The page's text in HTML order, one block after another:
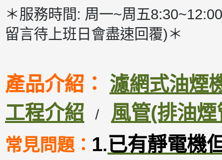
＊服務時間: 周一~周五
留言待上班日會盡速回覆)＊
產品介紹： 濾網式油煙
工程介紹
/ 風管(排油煙
常見問題： 1.已有靜電機